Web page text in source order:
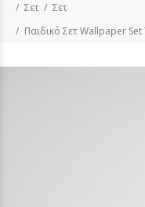
Σετ
Σετ
Παιδικό Σετ Wallpaper